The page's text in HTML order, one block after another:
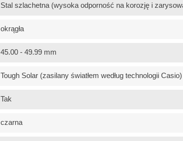
Stal szlachetna (wysoka odporność na korozję i
okrągła
45.00 - 49.99 mm
Tough Solar (zasilany światłem według technologii Casio)
Tak
czarna